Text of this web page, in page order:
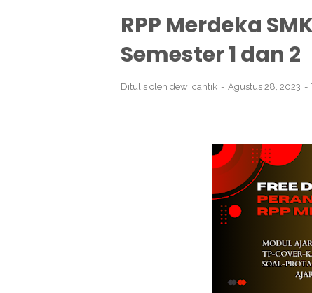
RPP Merdeka
Semester 1 dan 2
Ditulis oleh dewi cantik Agustus 28, 2023